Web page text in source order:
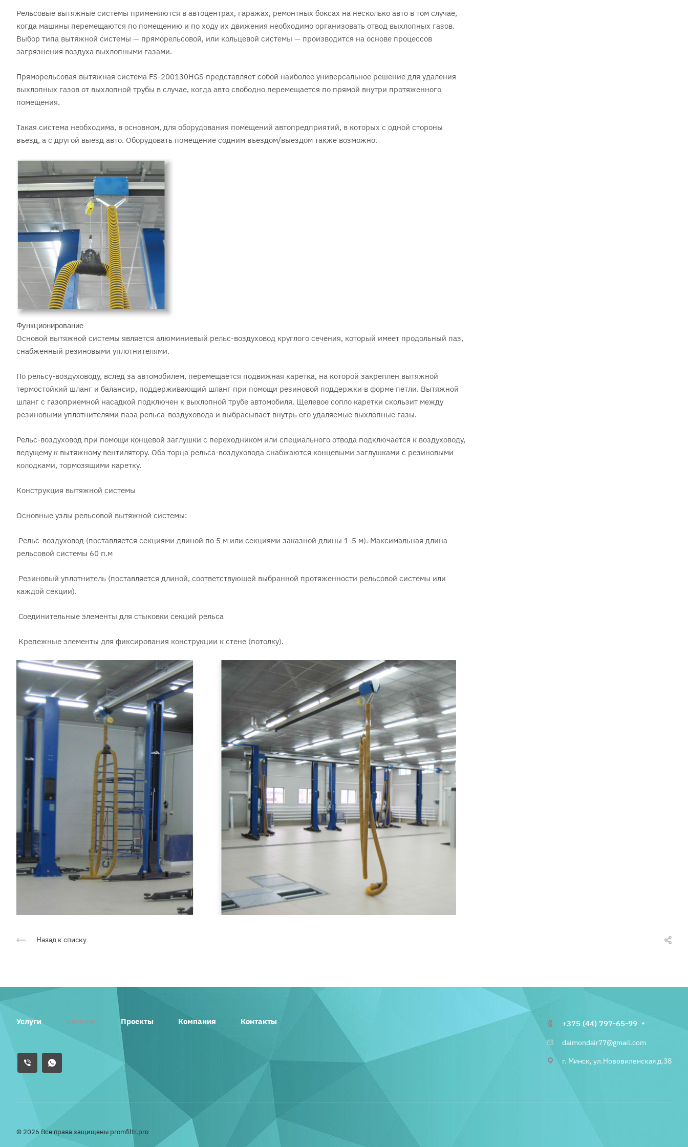
Рельсовые вытяжные системы применяются в автоцентрах, гаражах, ремонтных боксах на несколько авто в том случае,
когда машины перемещаются по помещению и по ходу их движения необходимо организовать отвод выхлопных газов.
Выбор типа вытяжной системы — пряморельсовой, или кольцевой системы — производится на основе процессов
загрязнения воздуха выхлопными газами.
Пряморельсовая вытяжная система FS-200130НGS представляет собой наиболее универсальное решение для удаления
выхлопных газов от выхлопной трубы в случае, когда авто свободно перемещается по прямой внутри протяженного
помещения.
Такая система необходима, в основном, для оборудования помещений автопредприятий, в которых с одной стороны
въезд, а с другой выезд авто. Оборудовать помещение содним въездом/выездом также возможно.
Функционирование
Основой вытяжной системы является алюминиевый рельс-воздуховод круглого сечения, который имеет продольный паз,
снабженный резиновыми уплотнителями.
По рельсу-воздуховоду, вслед за автомобилем, перемещается подвижная каретка, на которой закреплен вытяжной
термостойкий шланг и балансир, поддерживающий шланг при помощи резиновой поддержки в форме петли. Вытяжной
шланг с газоприемной насадкой подключен к выхлопной трубе автомобиля. Щелевое сопло каретки скользит между
резиновыми уплотнителями паза рельса-воздуховода и выбрасывает внутрь его удаляемые выхлопные газы.
Рельс-воздуховод при помощи концевой заглушки с переходником или специального отвода подключается к воздуховоду,
ведущему к вытяжному вентилятору. Оба торца рельса-воздуховода снабжаются концевыми заглушками с резиновыми
колодками, тормозящими каретку.
Конструкция вытяжной системы
Основные узлы рельсовой вытяжной системы:
Рельс-воздуховод (поставляется секциями длиной по 5 м или секциями заказной длины 1-5 м). Максимальная длина
рельсовой системы 60 п.м
Резиновый уплотнитель (поставляется длиной, соответствующей выбранной протяженности рельсовой системы или
каждой секции).
Соединительные элементы для стыковки секций рельса
Крепежные элементы для фиксирования конструкции к стене (потолку).
Назад к списку
Услуги Каталог Проекты Компания Контакты +375 (44) 797-65-99
daimondair77@gmail.com
г. Минск, ул.Нововиленская д.38
© 2026 Все права защищены promfiltr.pro